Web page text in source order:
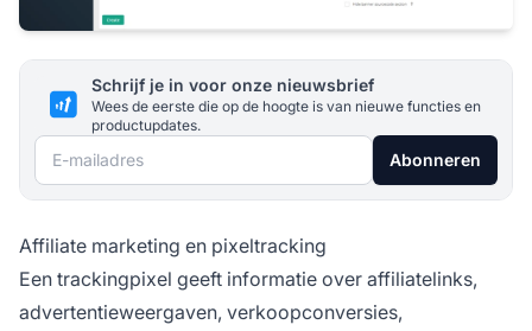
Schrijf je in voor onze nieuwsbrief
Wees de eerste die op de hoogte is van nieuwe functies en
productupdates.
E-mailadres Abonneren
Affiliate marketing en pixeltracking
Een trackingpixel geeft informatie over affiliatelinks,
advertentieweergaven, verkoopconversies,